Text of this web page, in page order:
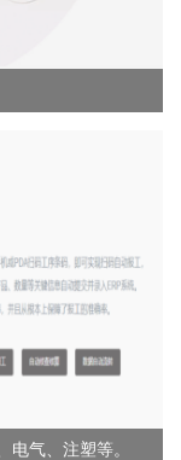
电气、注塑等。